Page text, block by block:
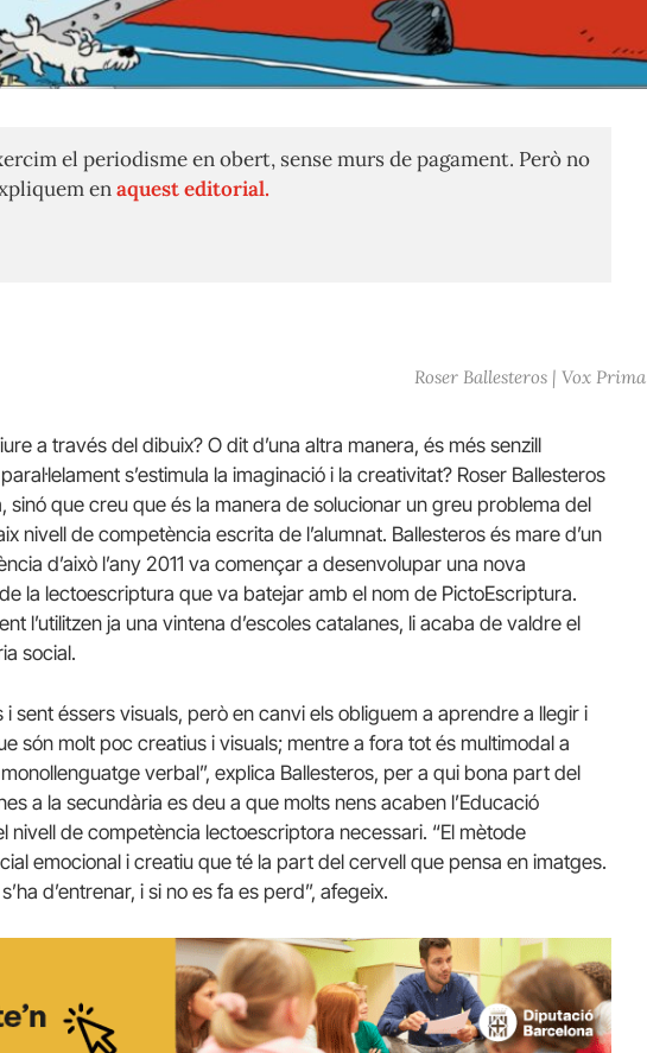
el periodisme en obert, sense murs de pagament. Però no
enaquest editorial.
Roser Ballesteros | Vox Prima
a través del dibuix? O dit d’una altra manera, és més senzill
s’estimula la imaginació i la creativitat? Roser Ballesteros
sinó que creu que és la manera de solucionar un greu problema del
nivell de competència escrita de l’alumnat. Ballesteros és mare d’un
d’això l’any 2011 va començar a desenvolupar una nova
la lectoescriptura que va batejar amb el nom de PictoEscriptura.
l’utilitzen ja una vintena d’escoles catalanes, li acaba de valdre el
social.
i sent éssers visuals, però en canvi els obliguem a aprendre a llegir i
són molt poc creatius i visuals; mentre a fora tot és multimodal a
verbal”, explica Ballesteros, per a qui bona part del
a la secundària es deu a que molts nens acaben l’Educació
nivell de competència lectoescriptora necessari. “El mètode
emocional i creatiu que té la part del cervell que pensa en imatges.
d’entrenar, i si no es fa es perd”, afegeix.